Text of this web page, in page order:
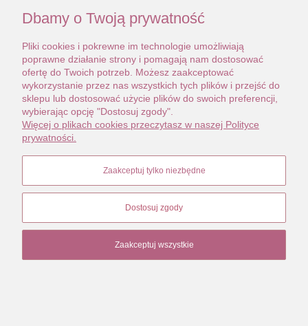
Broszka art deco ze srebra
200,00 zł
Dbamy o Twoją prywatność
Pliki cookies i pokrewne im technologie umożliwiają
poprawne działanie strony i pomagają nam dostosować
ofertę do Twoich potrzeb. Możesz zaakceptować
wykorzystanie przez nas wszystkich tych plików i przejść do
sklepu lub dostosować użycie plików do swoich preferencji,
wybierając opcję "Dostosuj zgody".
Więcej o plikach cookies przeczytasz w naszej Polityce
prywatności.
Zaakceptuj tylko niezbędne
Dostosuj zgody
Zaakceptuj wszystkie